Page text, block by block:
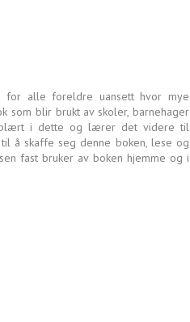
for alle foreldre uansett hvor mye
som blir brukt av skoler, barnehager
i dette og lærer det videre til
å skaffe seg denne boken, lese og
fast bruker av boken hjemme og i